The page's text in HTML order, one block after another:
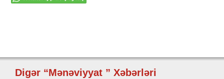
Digər “Mənəviyyat ” Xəbərləri